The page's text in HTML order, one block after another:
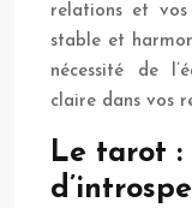
relations et
stable et
nécessité de
claire dans vos
Le tarot :